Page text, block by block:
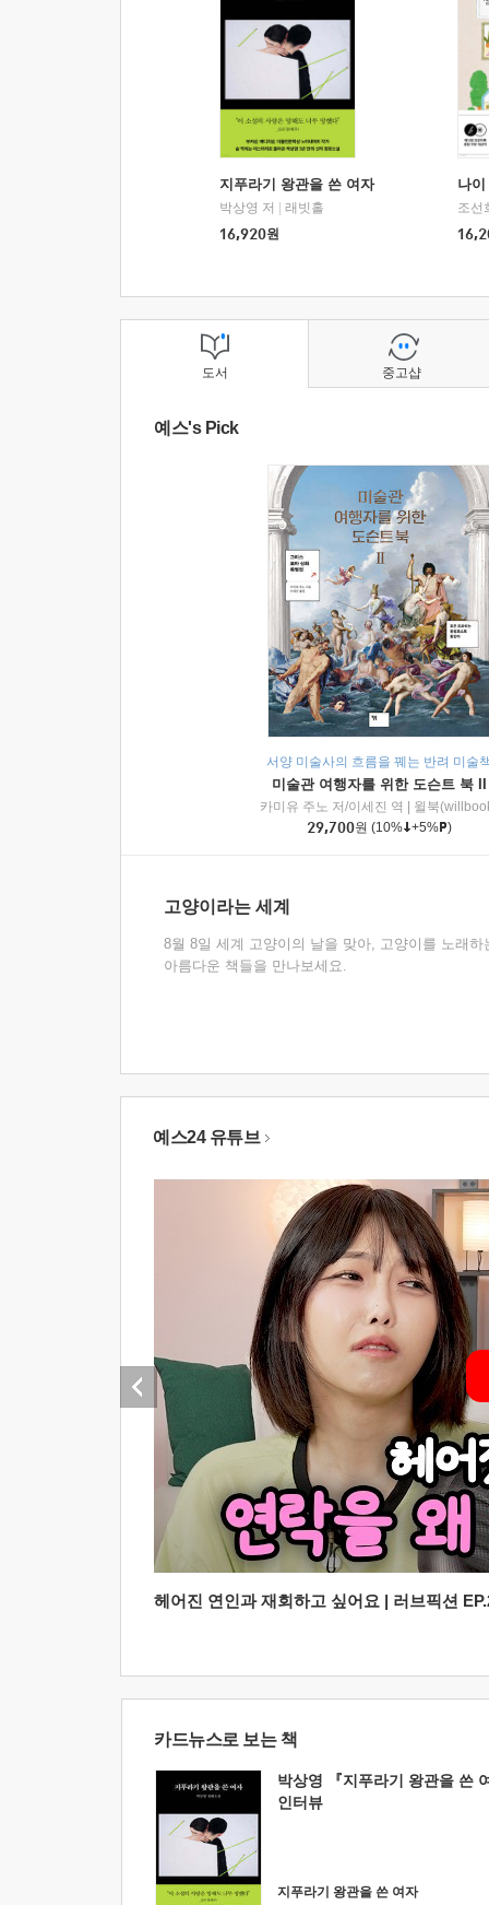
지푸라기 왕관을 쓴 여자
박상영 저
래빗홀
16,920원
나
조선
도서
예스's Pick
서양 미술사의 흐름을 꿰는 반려 미술
미술관 여행자를 위한 도슨트 북 II
카미유 주노 저/이세진 역
윌북
29,700원 (10% +5% )
고양이라는 세계
8월 8일 세계 고양이의 날을 맞아, 고양이를 노래하
아름다운 책들을 만나보세요.
중고샵
예스24 유튜브
헤어진 연인과 재회하고 싶어요 | 러브픽션
카드뉴스로 보는 책
박상영 『지푸라기 왕관을 쓴
인터뷰
지푸라기 왕관을 쓴 여자